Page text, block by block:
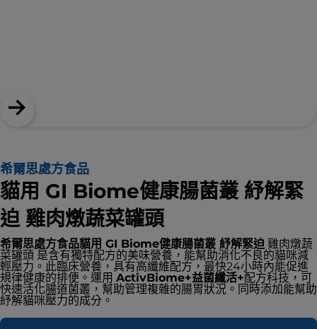
希爾思處方食品
貓用 GI Biome健康腸菌叢 紓解緊
迫 雞肉燉蔬菜罐頭
希爾思處方食品貓用 GI Biome健康腸菌叢 紓解緊迫 雞肉燉蔬
菜罐頭 是含有獨特配方的美味營養，能幫助消化不良的貓咪減
輕壓力。此臨床營養，具有高纖維配方，最快24小時內能促進
規律健康的排便。運用 ActivBiome+益菌纖活+配方科技，可
快速活化腸道菌叢，幫助管理複雜的腸胃狀況。同時添加能幫助
紓解貓咪壓力的成分。